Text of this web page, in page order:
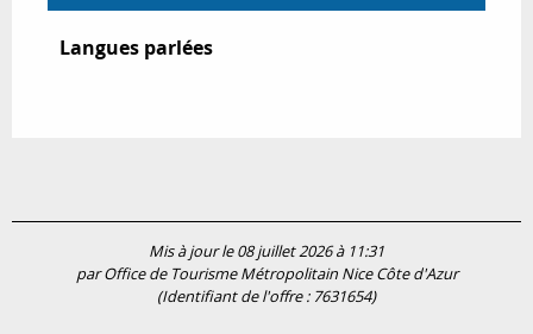
Langues parlées
Langues parlées
Mis à jour le 08 juillet 2026 à 11:31
par Office de Tourisme Métropolitain Nice Côte d'Azur
(Identifiant de l'offre : 7631654)